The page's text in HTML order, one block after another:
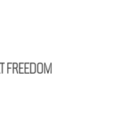
FREEDOM